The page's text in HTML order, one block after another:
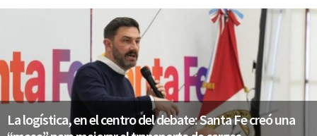
La logística, en el centro del debate: Santa Fe creó una